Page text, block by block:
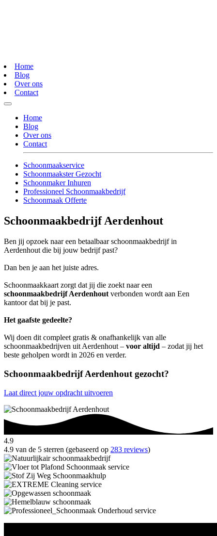
Home
Blog
Over ons
Contact
Home
Blog
Over ons
Contact
Schoonmaakservice
Schoonmaakster Gezocht
Schoonmaker Inhuren
Professioneel Schoonmaakbedrijf
Schoonmaak Offerte
Schoonmaakbedrijf Aerdenhout
Ben jij opzoek naar een betaalbaar schoonmaakbedrijf in
Aerdenhout die bij jouw bedrijf past?
Dan ben je aan het juiste adres.
Schoonmaakkaart zorgt dat jij die zoekt naar een
schoonmaakbedrijf Aerdenhout verbonden wordt aan Een
kantoor dat bij je past.
Het gaafste gedeelte?
Wij doen dit compleet gratis & onafhankelijk van alle
schoonmaakbedrijven uit Aerdenhout – voor altijd – zodat jij het
beste geholpen wordt in 2026 en verder.
Schoonmaakbedrijf Aerdenhout gezocht?
Laat direct jouw opdracht uitvoeren
4.9
4.9 van de 5 sterren (gebaseerd op 283 reviews)